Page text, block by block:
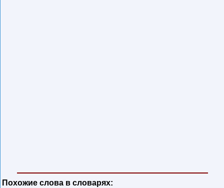
Похожие слова в словарях: